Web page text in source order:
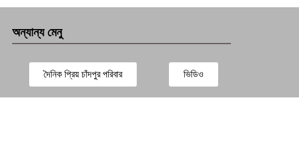
অন্যান্য মেনু
দৈনিক প্রিয় চাঁদপুর পরিবার ভিডিও